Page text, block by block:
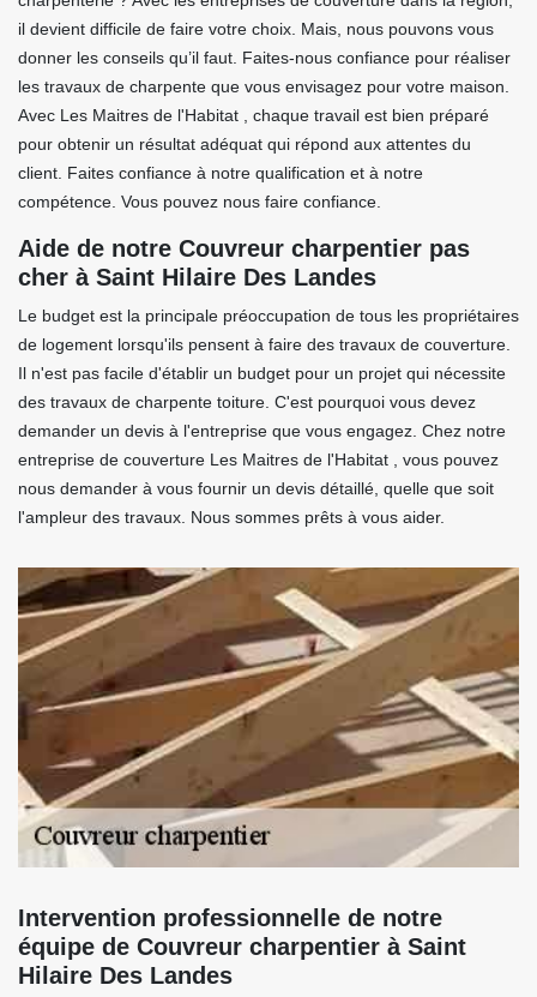
il devient difficile de faire votre choix. Mais, nous pouvons vous
donner les conseils qu’il faut. Faites-nous confiance pour réaliser
les travaux de charpente que vous envisagez pour votre maison.
Avec Les Maitres de l'Habitat , chaque travail est bien préparé
pour obtenir un résultat adéquat qui répond aux attentes du
client. Faites confiance à notre qualification et à notre
compétence. Vous pouvez nous faire confiance.
Aide de notre Couvreur charpentier pas
cher à Saint Hilaire Des Landes
Le budget est la principale préoccupation de tous les propriétaires
de logement lorsqu'ils pensent à faire des travaux de couverture.
Il n'est pas facile d'établir un budget pour un projet qui nécessite
des travaux de charpente toiture. C'est pourquoi vous devez
demander un devis à l'entreprise que vous engagez. Chez notre
entreprise de couverture Les Maitres de l'Habitat , vous pouvez
nous demander à vous fournir un devis détaillé, quelle que soit
l'ampleur des travaux. Nous sommes prêts à vous aider.
Intervention professionnelle de notre
équipe de Couvreur charpentier à Saint
Hilaire Des Landes